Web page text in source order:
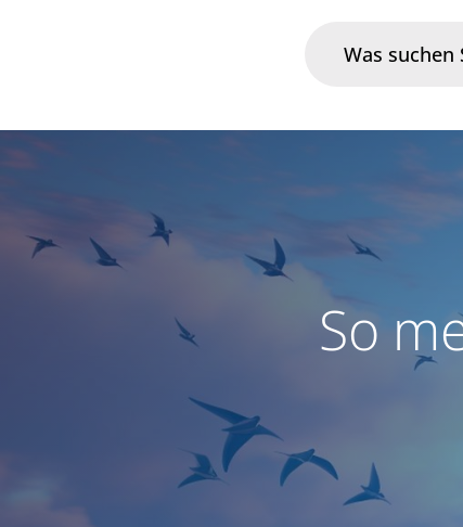
Branchen
Portfolio
Infrastruktur & Betrieb
So